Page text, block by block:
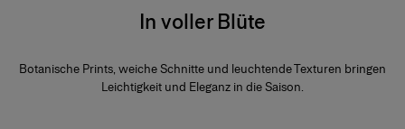
In voller Blüte
Botanische Prints, weiche Schnitte und leuchtende Texturen bringen
Leichtigkeit und Eleganz in die Saison.